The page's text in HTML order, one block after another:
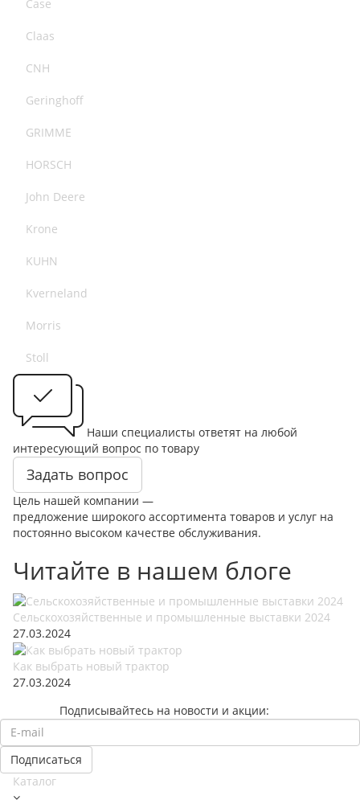
Case
Claas
CNH
Geringhoff
GRIMME
HORSCH
John Deere
Krone
KUHN
Kverneland
Morris
Stoll
Наши специалисты ответят на любой
интересующий вопрос по товару
Задать вопрос
Цель нашей компании —
предложение широкого ассортимента товаров и услуг на
постоянно высоком качестве обслуживания.
Читайте в нашем блоге
Сельскохозяйственные и промышленные выставки 2024
27.03.2024
Как выбрать новый трактор
27.03.2024
Подписывайтесь на новости и акции:
Каталог